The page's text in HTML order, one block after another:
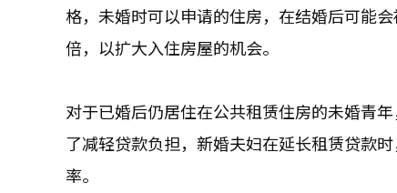
格，未婚时可以申请的住房，在结婚后可能
倍，以扩大入住房屋的机会。
对于已婚后仍居住在公共租赁住房的未婚青
了减轻贷款负担，新婚夫妇在延长租赁贷款
率。